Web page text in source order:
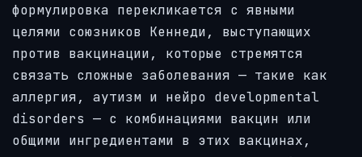
формулировка перекликается с явными
целями союзников Кеннеди, выступающих
против вакцинации, которые стремятся
связать сложные заболевания — такие как
аллергия, аутизм и нейро developmental
disorders — с комбинациями вакцин или
общими ингредиентами в этих вакцинах,